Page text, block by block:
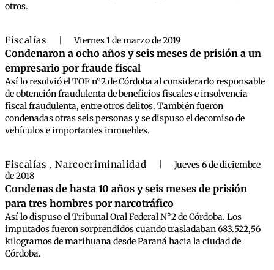
otros.
Fiscalías Viernes 1 de marzo de 2019
Condenaron a ocho años y seis meses de prisión a un
empresario por fraude fiscal
Así lo resolvió el TOF n°2 de Córdoba al considerarlo responsable
de obtención fraudulenta de beneficios fiscales e insolvencia
fiscal fraudulenta, entre otros delitos. También fueron
condenadas otras seis personas y se dispuso el decomiso de
vehículos e importantes inmuebles.
Fiscalías , Narcocriminalidad
Jueves 6 de diciembre
de 2018
Condenas de hasta 10 años y seis meses de prisión
para tres hombres por narcotráfico
Así lo dispuso el Tribunal Oral Federal N°2 de Córdoba. Los
imputados fueron sorprendidos cuando trasladaban 683.522,56
kilogramos de marihuana desde Paraná hacia la ciudad de
Córdoba.